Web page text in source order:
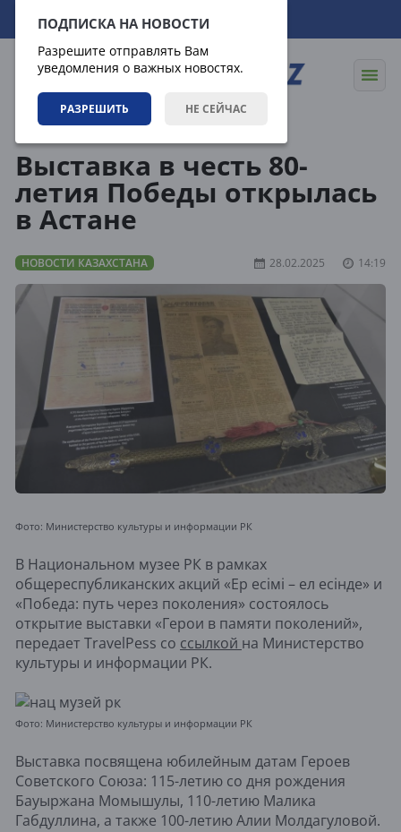
ПОДПИСКА НА НОВОСТИ
Разрешите отправлять Вам
уведомления о важных новостях.
РАЗРЕШИТЬ НЕ СЕЙЧАС
06.08.2026 12:11:37
Выставка в честь 80-
летия Победы открылась
в Астане
НОВОСТИ КАЗАХСТАНА 28.02.2025 14:19
Фото: Министерство культуры и информации РК
В Национальном музее РК в рамках
общереспубликанских акций «Ер есімі – ел есінде» и
«Победа: путь через поколения» состоялось
открытие выставки «Герои в памяти поколений»,
передает TravelPess со ссылкой на Министерство
культуры и информации РК.
Фото: Министерство культуры и информации РК
Выставка посвящена юбилейным датам Героев
Советского Союза: 115-летию со дня рождения
Бауыржана Момышулы, 110-летию Малика
Габдуллина, а также 100-летию Алии Молдагуловой.